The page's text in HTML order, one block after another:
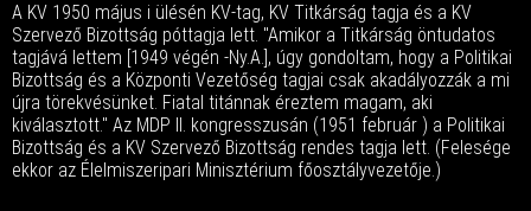
A KV 1950 május i ülésén KV-tag, KV Titkárság tagja és a KV
Szervező Bizottság póttagja lett. "Amikor a Titkárság öntudatos
tagjává lettem [1949 végén -Ny.A.], úgy gondoltam, hogy a Politikai
Bizottság és a Központi Vezetőség tagjai csak akadályozzák a mi
újra törekvésünket. Fiatal titánnak éreztem magam, aki
kiválasztott." Az MDP II. kongresszusán (1951 február ) a Politikai
Bizottság és a KV Szervező Bizottság rendes tagja lett. (Felesége
ekkor az Élelmiszeripari Minisztérium főosztályvezetője.)